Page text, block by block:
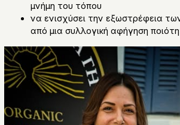
μνήμη του τόπου
να ενισχύσει την εξωστρέφεια
από μια συλλογική αφήγηση